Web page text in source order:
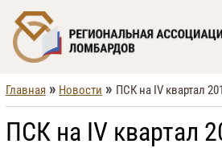
Главная » Новости » ПСК на IV квартал
ПСК на IV квартал